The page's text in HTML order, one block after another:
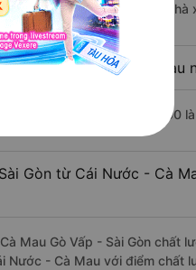
nhất vào lúc 7:15 là của nhà
từ Cái Nước - Cà Mau
(muộn) nhất là vào lúc 23:00
Gòn từ Cái Nước - Cà
Mau Gò Vấp - Sài Gòn chất
Nước - Cà Mau với điểm